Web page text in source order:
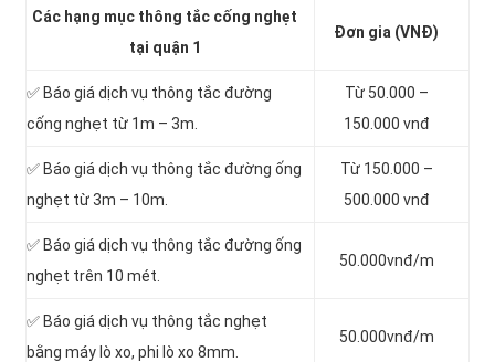
Các hạng mục thông tắc cống nghẹt
tại quận 1
Đơn gia (VNĐ)
✅ Báo giá dịch vụ thông tắc đường
cống nghẹt từ 1m – 3m.
Từ 50.000 –
150.000 vnđ
✅ Báo giá dịch vụ thông tắc đường ống
nghẹt từ 3m – 10m.
Từ 150.000 –
500.000 vnđ
✅ Báo giá dịch vụ thông tắc đường ống
nghẹt trên 10 mét.
50.000vnđ/m
✅ Báo giá dịch vụ thông tắc nghẹt
bằng máy lò xo, phi lò xo 8mm.
50.000vnđ/m